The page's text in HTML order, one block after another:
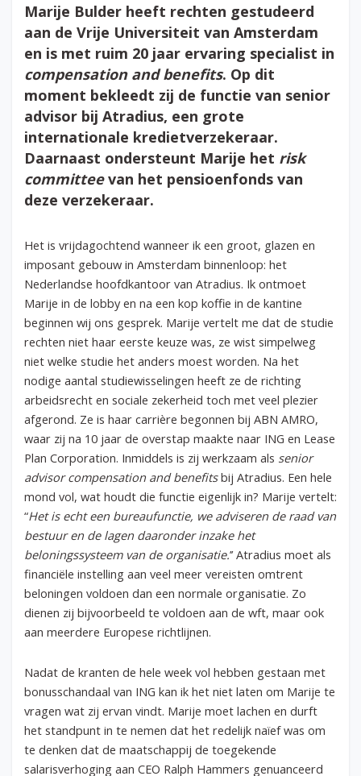
Marije Bulder heeft rechten gestudeerd
aan de Vrije Universiteit van Amsterdam
en is met ruim 20 jaar ervaring specialist in
compensation and benefits. Op dit
moment bekleedt zij de functie van senior
advisor bij Atradius, een grote
internationale kredietverzekeraar.
Daarnaast ondersteunt Marije het risk
committeevan het pensioenfonds van
deze verzekeraar.
Het is vrijdagochtend wanneer ik een groot, glazen en
imposant gebouw in Amsterdam binnenloop: het
Nederlandse hoofdkantoor van Atradius. Ik ontmoet
Marije in de lobby en na een kop koffie in de kantine
beginnen wij ons gesprek. Marije vertelt me dat de studie
rechten niet haar eerste keuze was, ze wist simpelweg
niet welke studie het anders moest worden. Na het
nodige aantal studiewisselingen heeft ze de richting
arbeidsrecht en sociale zekerheid toch met veel plezier
afgerond. Ze is haar carrière begonnen bij ABN AMRO,
waar zij na 10 jaar de overstap maakte naar ING en Lease
Plan Corporation. Inmiddels is zij werkzaam als senior
advisor compensation and benefitsbij Atradius. Een hele
mond vol, wat houdt die functie eigenlijk in? Marije vertelt:
“Het is echt een bureaufunctie, we adviseren de raad van
bestuur en de lagen daaronder inzake het
beloningssysteem van de organisatie.’’ Atradius moet als
financiële instelling aan veel meer vereisten omtrent
beloningen voldoen dan een normale organisatie. Zo
dienen zij bijvoorbeeld te voldoen aan de wft, maar ook
aan meerdere Europese richtlijnen.
Nadat de kranten de hele week vol hebben gestaan met
bonusschandaal van ING kan ik het niet laten om Marije te
vragen wat zij ervan vindt. Marije moet lachen en durft
het standpunt in te nemen dat het redelijk naïef was om
te denken dat de maatschappij de toegekende
salarisverhoging aan CEO Ralph Hammers genuanceerd